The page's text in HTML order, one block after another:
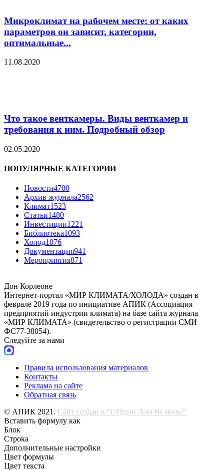
Микроклимат на рабочем месте: от каких
параметров он зависит, категории,
оптимальные...
11.08.2020
Что такое венткамеры. Виды венткамер и
требования к ним. Подробный обзор
02.05.2020
ПОПУЛЯРНЫЕ КАТЕГОРИИ
Новости4700
Архив журнала2562
Климат1523
Статьи1480
Инвестиции1221
Библиотека1093
Холод1076
Документация941
Мероприятия871
Дон Корлеоне
Интернет-портал «МИР КЛИМАТА/ХОЛОДА» создан в
феврале 2019 года по инициативе АПИК (Ассоциация
предприятий индустрии климата) на базе сайта журнала
«МИР КЛИМАТА» (свидетельство о регистрации СМИ
ФС77-38054).
Следуйте за нами
Правила использования материалов
Контакты
Реклама на сайте
Обратная связь
© АПИК 2021. Сайт создан в "Студии Али Велиева"
Вставить формулу как
Блок
Строка
Дополнительные настройки
Цвет формулы
Цвет текста